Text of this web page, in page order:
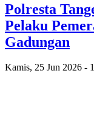
Polresta
Pelaku
Gadungan
Kamis, 25 Jun 2026 -